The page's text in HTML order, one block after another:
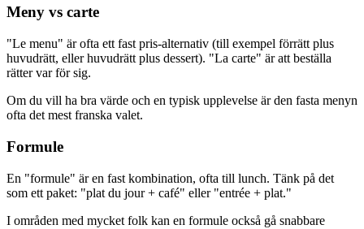
Meny vs carte
"Le menu" är ofta ett fast pris-alternativ (till exempel förrätt plus
huvudrätt, eller huvudrätt plus dessert). "La carte" är att beställa
rätter var för sig.
Om du vill ha bra värde och en typisk upplevelse är den fasta menyn
ofta det mest franska valet.
Formule
En "formule" är en fast kombination, ofta till lunch. Tänk på det
som ett paket: "plat du jour + café" eller "entrée + plat."
I områden med mycket folk kan en formule också gå snabbare